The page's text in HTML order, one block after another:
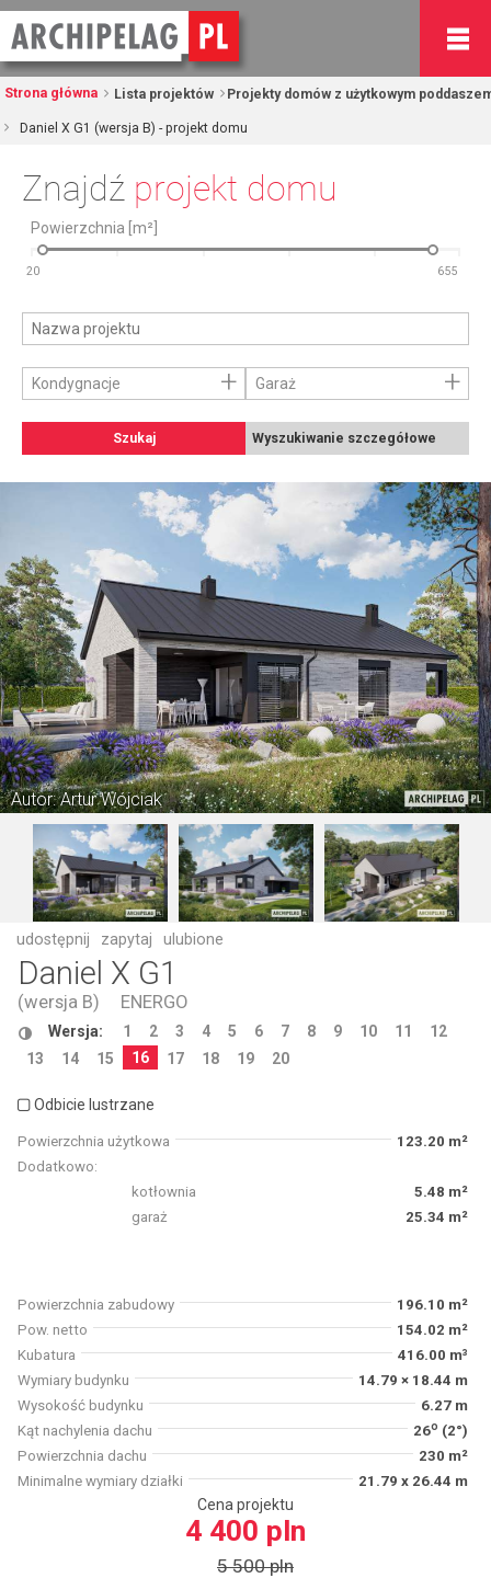
Strona główna Lista projektów Projekty domów z użytkowym
Daniel X G1 (wersja B) - projekt domu
Znajdź projekt domu
Powierzchnia [m²]
Kondygnacje + Garaż +
Szukaj Wyszukiwanie szczegółowe
Autor: Artur Wójciak
udostępnij zapytaj ulubione
Daniel X G1
(wersja B) ENERGO
Wersja: 1 2 3 4 5 6 7 8 9 10 11
12
13
14 15 16 17 18 19 20
Odbicie lustrzane
Powierzchnia użytkowa
123.20 m²
Dodatkowo:
kotłownia
5.48 m²
garaż
25.34 m²
Powierzchnia zabudowy
196.10 m²
Pow. netto
154.02 m²
Kubatura
416.00 m³
Wymiary budynku
14.79 × 18.44 m
Wysokość budynku
6.27 m
Kąt nachylenia dachu
26o (2°)
Powierzchnia dachu
230 m²
Minimalne wymiary działki
21.79 x 26.44 m
Cena projektu
4 400 pln
5 500 pln